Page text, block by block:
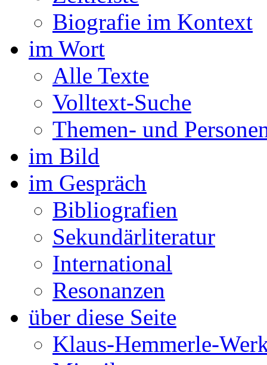
Biografie im Kontext
im Wort
Alle Texte
Volltext-Suche
Themen- und
im Bild
im Gespräch
Bibliografien
Sekundärliteratur
International
Resonanzen
über diese Seite
Klaus-Hemmerle-